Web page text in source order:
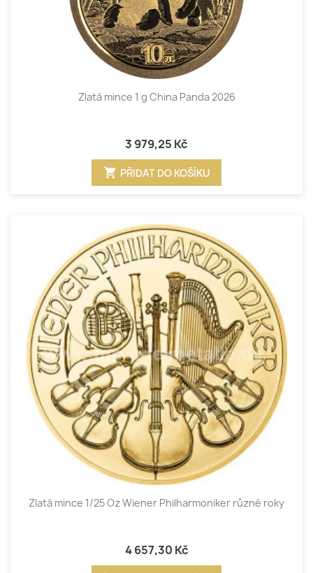
Zlatá mince 1 g China Panda 2026
3 979,25 Kč
shopping_cart PŘIDAT DO KOŠÍKU
Zlatá mince 1/25 Oz Wiener Philharmoniker různé roky
4 657,30 Kč